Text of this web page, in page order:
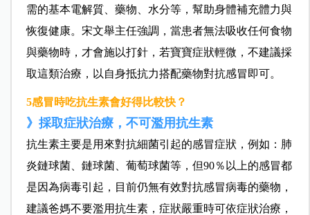
需的基本電解質、藥物、水分等，幫助身體補充體力與
恢復健康。宋文舉主任強調，當患者無法吸收任何食物
與藥物時，才會施以打針，若寶寶症狀輕微，不建議採
取這類治療，以自身抵抗力搭配藥物對抗感冒即可。
5感冒時吃抗生素會好得比較快？
》採取症狀治療，不可濫用抗生素
抗生素主要是用來對抗細菌引起的感冒症狀，例如：肺
炎鏈球菌、鏈球菌、葡萄球菌等，但90％以上的感冒都
是因為病毒引起，目前仍無有效對抗感冒病毒的藥物，
建議爸媽不要濫用抗生素，症狀嚴重時可依症狀治療，